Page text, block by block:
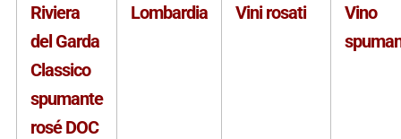
Riviera
del Garda
Classico
spumante
rosé DOC
Lombardia Vini rosati
Vino